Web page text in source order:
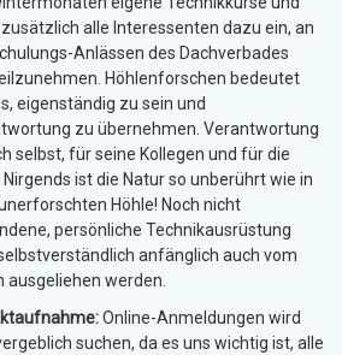
zusätzlich alle Interessenten dazu ein, an
Anlässen des Dachverbades
Höhlenforschen bedeutet
eigenständig zu sein und
zu übernehmen. Verantwortung
selbst, für seine Kollegen und für die
Nirgends ist die Natur so unberührt wie in
Höhle! Noch nicht
persönliche Technikausrüstung
anfänglich auch vom
ausgeliehen werden.
Online-Anmeldungen wird
suchen, da es uns wichtig ist, alle